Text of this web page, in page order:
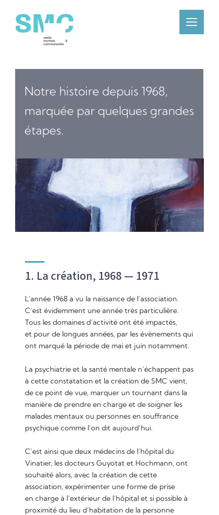
Notre histoire depuis 1968,
marquée par quelques grandes
étapes.
1. La création, 1968 — 1971
L’année 1968 a vu la naissance de l’association.
C’est évidemment une année très particulière.
Tous les domaines d’activité ont été impactés,
et pour de longues années, par les évènements qui
ont marqué la période de mai et juin notamment.
La psychiatrie et la santé mentale n’échappent pas
à cette constatation et la création de SMC vient,
de ce point de vue, marquer un tournant dans la
manière de prendre en charge et de soigner les
malades mentaux ou personnes en souffrance
psychique comme l’on dit aujourd’hui.
C’est ainsi que deux médecins de l’hôpital du
Vinatier, les docteurs Guyotat et Hochmann, ont
souhaité alors, avec la création de cette
association, expérimenter une forme de prise
en charge à l’extérieur de l’hôpital et si possible à
proximité du lieu d’habitation de la personne